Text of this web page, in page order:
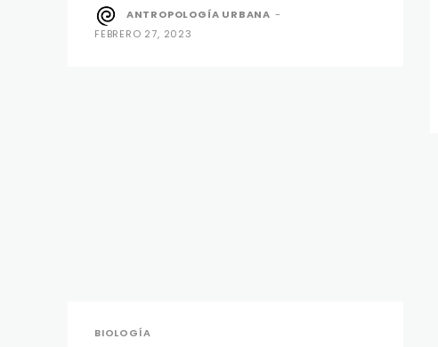
ANTROPOLOGÍA URBANA -
FEBRERO 27, 2023
BIOLOGÍA